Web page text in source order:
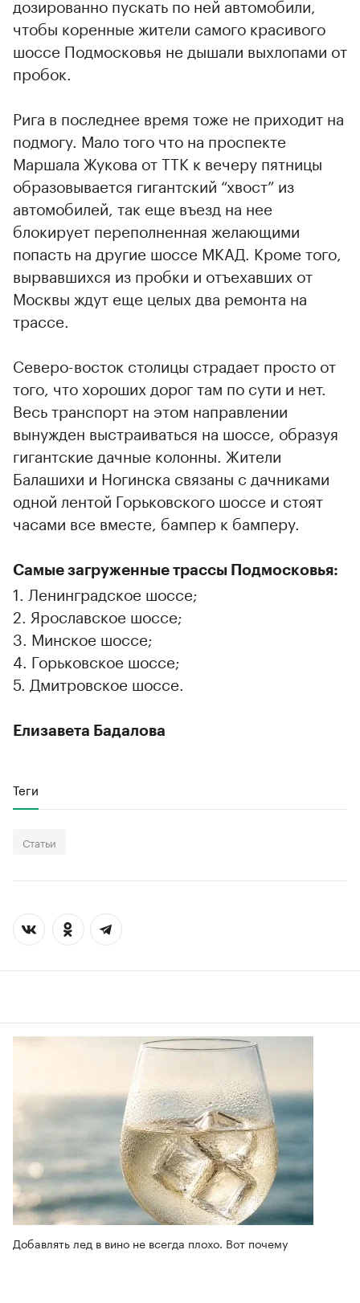
дозированно пускать по ней автомобили,
чтобы коренные жители самого красивого
шоссе Подмосковья не дышали выхлопами от
пробок.
Рига в последнее время тоже не приходит на
подмогу. Мало того что на проспекте
Маршала Жукова от ТТК к вечеру пятницы
образовывается гигантский “хвост” из
автомобилей, так еще въезд на нее
блокирует переполненная желающими
попасть на другие шоссе МКАД. Кроме того,
вырвавшихся из пробки и отъехавших от
Москвы ждут еще целых два ремонта на
трассе.
Северо-восток столицы страдает просто от
того, что хороших дорог там по сути и нет.
Весь транспорт на этом направлении
вынужден выстраиваться на шоссе, образуя
гигантские дачные колонны. Жители
Балашихи и Ногинска связаны с дачниками
одной лентой Горьковского шоссе и стоят
часами все вместе, бампер к бамперу.
Самые загруженные трассы Подмосковья:
1. Ленинградское шоссе;
2. Ярославское шоссе;
3. Минское шоссе;
4. Горьковское шоссе;
5. Дмитровское шоссе.
Елизавета Бадалова
00:00
Теги
Статьи
Добавлять лед в вино не всегда плохо. Вот почему